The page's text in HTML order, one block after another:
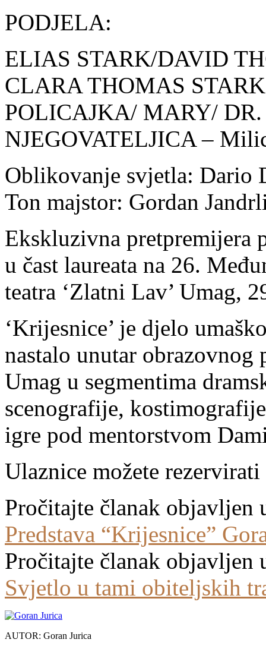
PODJELA:
ELIAS STARK/DAVID
CLARA THOMAS
POLICAJKA/ MARY/
NJEGOVATELJICA –
Oblikovanje svjetla: Dario
Ton majstor: Gordan
Ekskluzivna pretpremijera
u čast laureata na 26.
teatra ‘Zlatni Lav’ Umag,
‘Krijesnice’ je djelo
nastalo unutar obrazovnog
Umag u segmentima
scenografije,
igre pod mentorstvom
Ulaznice možete rezervirati
Pročitajte članak objavljen
Predstava “Krijesnice”
Pročitajte članak objavljen
Svjetlo u tami obiteljskih
AUTOR: Goran Jurica